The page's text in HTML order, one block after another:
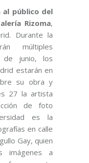
al público del
Rizoma,
Durante la
múltiples
de junio, los
estarán en
su obra y
27 la artista
de foto
es la
en calle
Gay, quien
imágenes a